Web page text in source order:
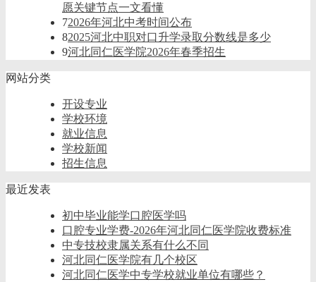
愿关键节点一文看懂
72026年河北中考时间公布
82025河北中职对口升学录取分数线是多少
9河北同仁医学院2026年春季招生
网站分类
开设专业
学校环境
就业信息
学校新闻
招生信息
最近发表
初中毕业能学口腔医学吗
口腔专业学费-2026年河北同仁医学院收费标准
中专技校隶属关系有什么不同
河北同仁医学院有几个校区
河北同仁医学中专学校就业单位有哪些？